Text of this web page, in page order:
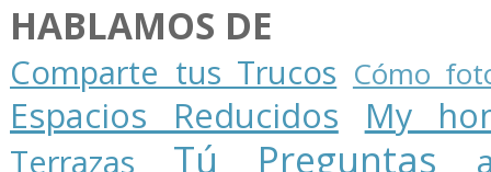
HABLAMOS DE
Comparte tus Trucos Cómo
Espacios Reducidos My
Terrazas Tú Preguntas